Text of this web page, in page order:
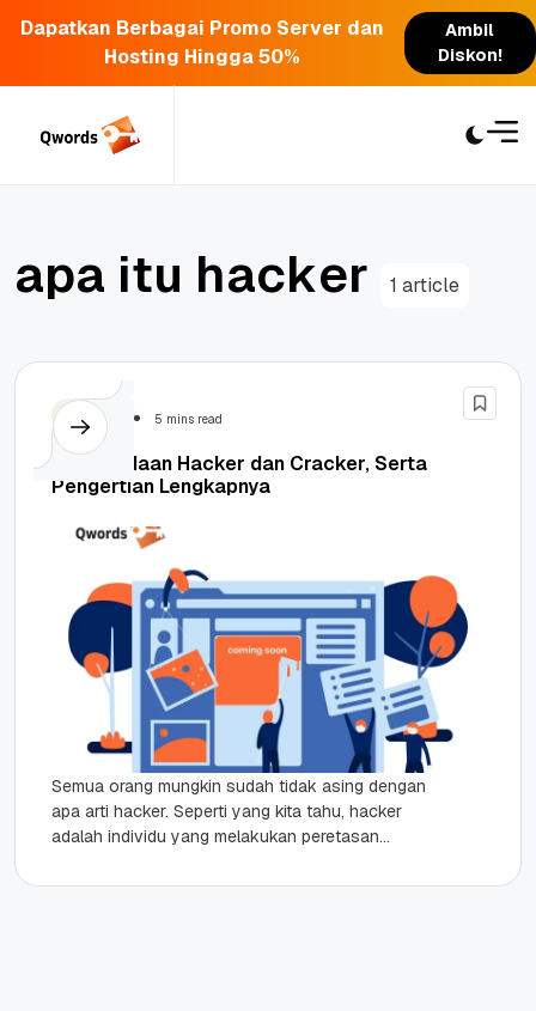
Dapatkan Berbagai Promo Server dan
Hosting Hingga 50%
Ambil
Diskon!
apa itu hacker 1 article
Security 5 mins read
5 Perbedaan Hacker dan Cracker, Serta
Pengertian Lengkapnya
Semua orang mungkin sudah tidak asing dengan
apa arti hacker. Seperti yang kita tahu, hacker
adalah individu yang melakukan peretasan
Selain...